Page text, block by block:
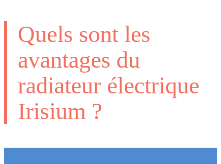
Quels sont les
avantages du
radiateur électrique
Irisium ?